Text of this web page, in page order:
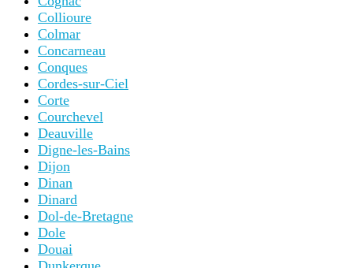
Collioure
Colmar
Concarneau
Conques
Cordes-sur-Ciel
Corte
Courchevel
Deauville
Digne-les-Bains
Dijon
Dinan
Dinard
Dol-de-Bretagne
Dole
Douai